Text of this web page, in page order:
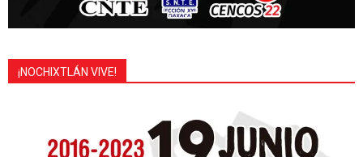
¡NOCHIXTLÁN VIVE!